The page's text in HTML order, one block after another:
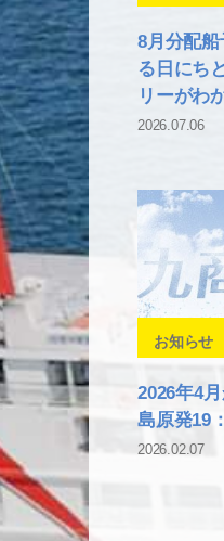
8月分配
る日にち
リーがわ
2026.07.06
お知らせ
2026年4
島原発19
2026.02.07